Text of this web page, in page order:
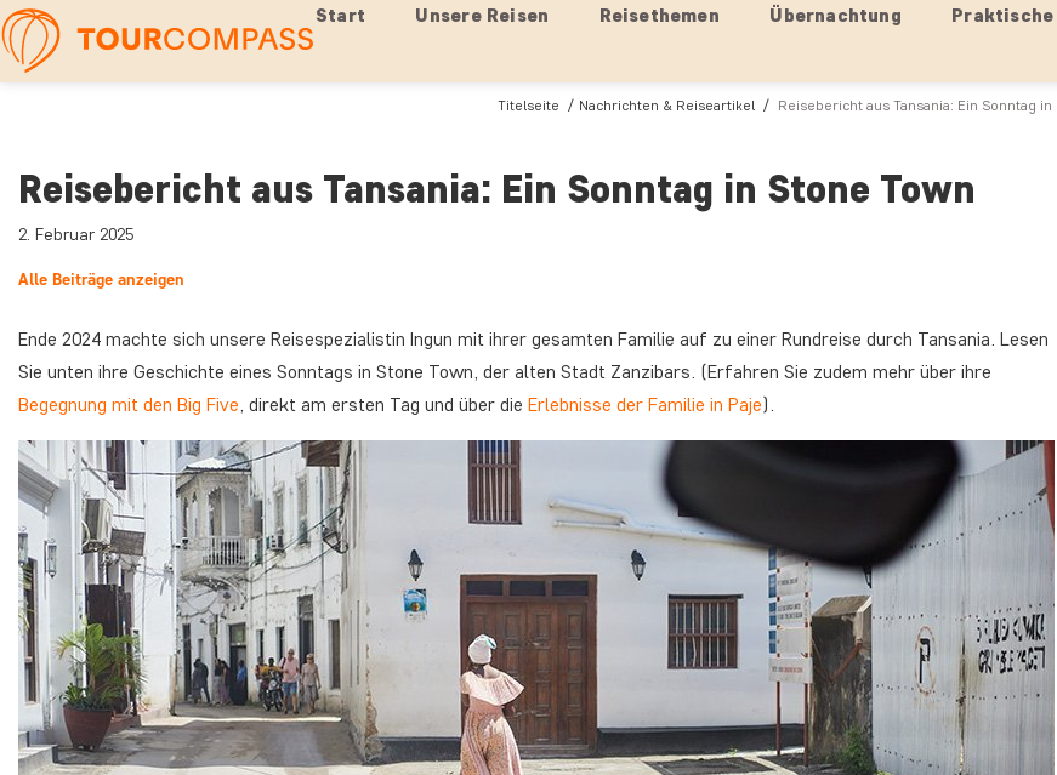
Start Unsere Reisen Reisethemen Übernachtung
Titelseite Nachrichten & Reiseartikel Reisebericht aus Tansania: Ein Sonntag in
Reisebericht aus Tansania: Ein Sonntag in Stone Town
2. Februar 2025
Alle Beiträge anzeigen
Ende 2024 machte sich unsere Reisespezialistin Ingun mit ihrer gesamten Familie auf zu einer Rundreise durch Tansania. Lesen
Sie unten ihre Geschichte eines Sonntags in Stone Town, der alten Stadt Zanzibars. (Erfahren Sie zudem mehr über ihre
Begegnung mit den Big Five, direkt am ersten Tag und über die Erlebnisse der Familie in Paje).